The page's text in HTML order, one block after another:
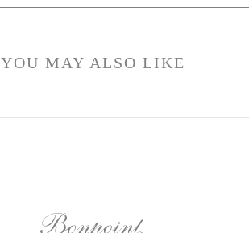
YOU MAY ALSO LIKE